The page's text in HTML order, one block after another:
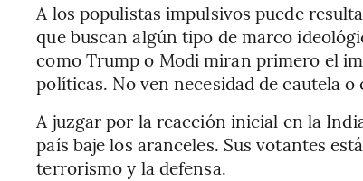
A los populistas impulsivos puede
que buscan algún tipo de marco
como Trump o Modi miran primero el
políticas. No ven necesidad de cautela o
A juzgar por la reacción inicial en la
país baje los aranceles. Sus votantes
terrorismo y la defensa.